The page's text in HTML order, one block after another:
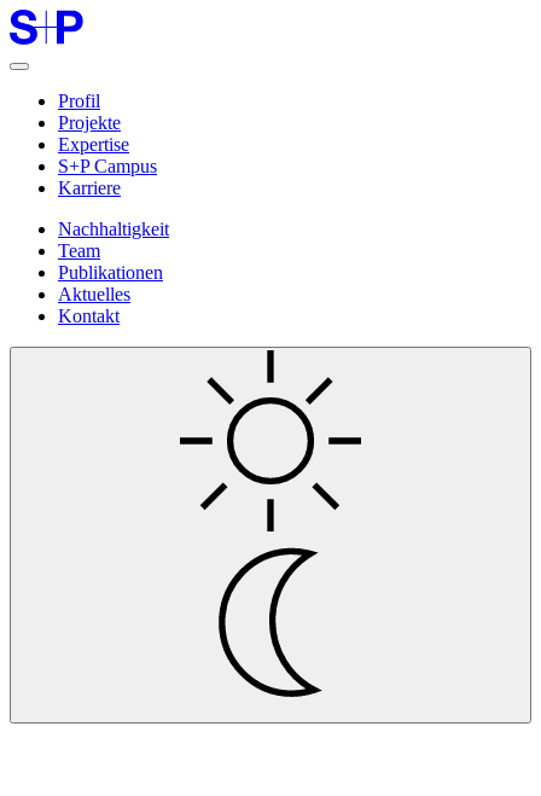
Profil
Projekte
Expertise
S+P Campus
Karriere
Nachhaltigkeit
Team
Publikationen
Aktuelles
Kontakt